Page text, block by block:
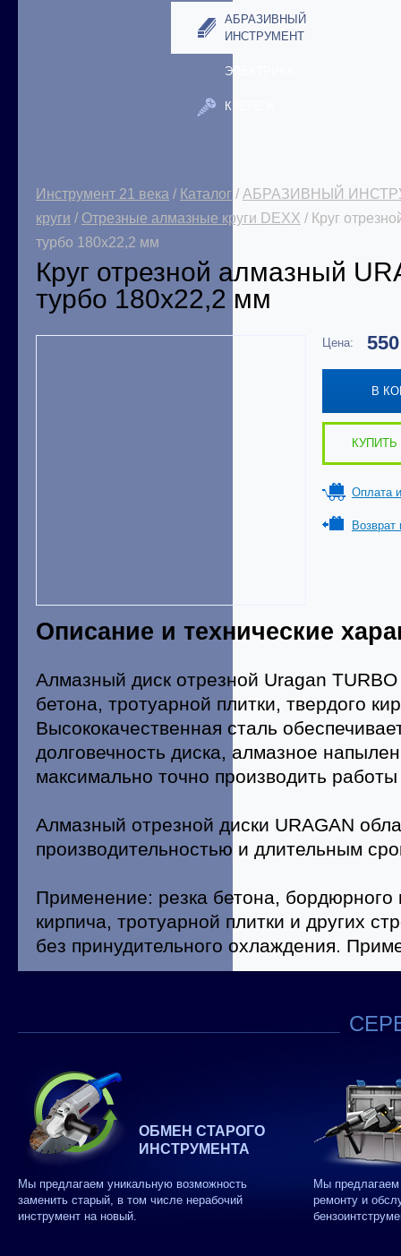
АБРАЗИВНЫЙ
ИНСТРУМЕНТ
ЭЛЕКТРИКА
КРЕПЕЖ
Инструмент 21 века / Каталог / АБРАЗИВНЫЙ
круги / Отрезные алмазные круги DEXX / Круг
турбо 180х22,2 мм
Круг отрезной алмазный
турбо 180х22,2 мм
Цена:
В
КУПИТЬ
Оплата
Возврат
Описание и технические
Алмазный диск отрезной Uragan
бетона, тротуарной плитки, твердого
Высококачественная сталь
долговечность диска, алмазное
максимально точно производить работы
Алмазный отрезной диски URAGAN
производительностью и длительным
Применение: резка бетона, бордюрного
кирпича, тротуарной плитки и других
без принудительного охлаждения.
ОБМЕН СТАРОГО
ИНСТРУМЕНТА
Мы предлагаем уникальную возможность
заменить старый, в том числе нерабочий
инструмент на новый.
Мы
ремонту и